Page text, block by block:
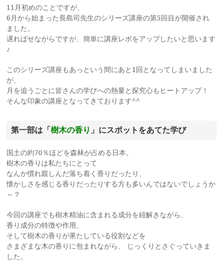
11月初めのことですが、
6月から始まった長島司先生のシリーズ講座の第5回目が開催され
ました。
遅ればせながらですが、簡単に講座レポをアップしたいと思います
♪
このシリーズ講座もあっという間にあと1回となってしまいました
が、
月を追うごとに皆さんの学びへの熱量と探究心もヒートアップ！
そんな印象の講座となってきております^^
第一部は「樹木の香り 」にスポットをあてた学び
国土の約70％ほどを森林が占める日本。
樹木の香りは私たちにとって
なんか慣れ親しんだ落ち着く香りだったり、
懐かしさを感じる香りだったりする方も多いんではないでしょうか
～？
今回の講座でも樹木精油に含まれる成分を紐解きながら、
香り成分の特徴や作用、
そして樹木の香りが果たしている役割などを
さまざまな木の香りに包まれながら、 じっくりとさぐっていきま
した。